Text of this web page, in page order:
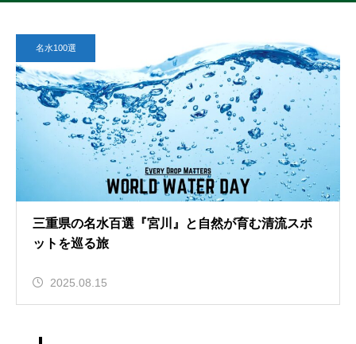
名水100選
三重県の名水百選『宮川』と自然が育む清流スポ
ットを巡る旅
2025.08.15